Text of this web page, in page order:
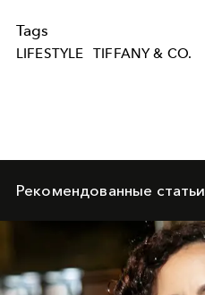
Tags
LIFESTYLE TIFFANY & CO.
Рекомендованные статьи